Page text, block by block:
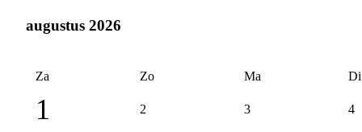
augustus 2026
Za Zo Ma Di
1 2 3 4